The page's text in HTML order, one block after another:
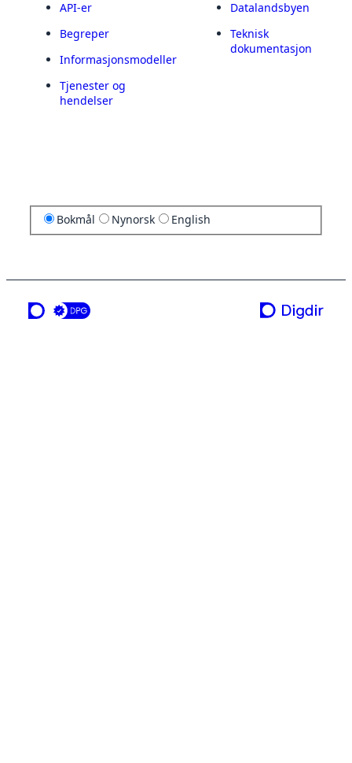
API-er
Begreper
Informasjonsmodeller
Tjenester og
hendelser
Datalandsbyen
Teknisk
dokumentasjon
Bokmål Nynorsk English